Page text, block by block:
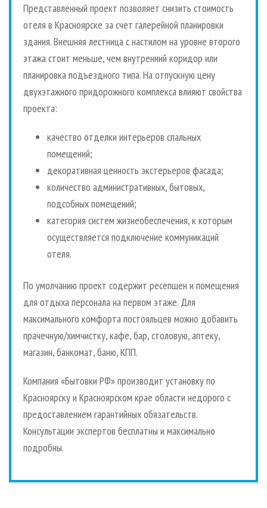
Представленный проект позволяет снизить стоимость
отеля в Красноярске за счет галерейной планировки
здания. Внешняя лестница с настилом на уровне второго
этажа стоит меньше, чем внутренний коридор или
планировка подъездного типа. На отпускную цену
двухэтажного придорожного комплекса влияют свойства
проекта:
качество отделки интерьеров спальных
помещений;
декоративная ценность экстерьеров фасада;
количество административных, бытовых,
подсобных помещений;
категория систем жизнеобеспечения, к которым
осуществляется подключение коммуникаций
отеля.
По умолчанию проект содержит ресепшен и помещения
для отдыха персонала на первом этаже. Для
максимального комфорта постояльцев можно добавить
прачечную/химчистку, кафе, бар, столовую, аптеку,
магазин, банкомат, баню, КПП.
Компания «Бытовки РФ» производит установку по
Красноярску и Красноярском крае области недорого с
предоставлением гарантийных обязательств.
Консультации экспертов бесплатны и максимально
подробны.